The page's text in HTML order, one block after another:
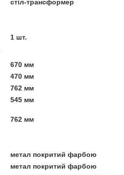
стіл-трансформер
1 шт.
670 мм
470 мм
762 мм
545 мм
762 мм
метал покритий фарбою
метал покритий фарбою